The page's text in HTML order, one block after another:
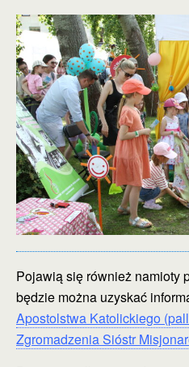
Pojawią się również namioty
będzie można uzyskać
Apostolstwa Katolickiego
Zgromadzenia Sióstr